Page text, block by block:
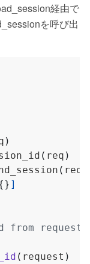
経由で
を呼び出
)
( req )
( req
]
from request
( request )